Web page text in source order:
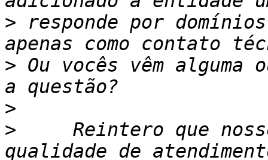
> responde por
> Ou vocês vêm alguma
>
>
Reintero que